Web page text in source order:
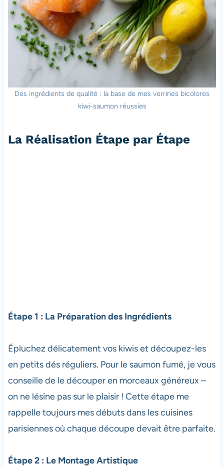
Des ingrédients de qualité : la base de mes verrines bicolores
kiwi-saumon réussies
La Réalisation Étape par Étape
Étape 1 : La Préparation des Ingrédients
Épluchez délicatement vos kiwis et découpez-les
en petits dés réguliers. Pour le saumon fumé, je vous
conseille de le découper en morceaux généreux –
on ne lésine pas sur le plaisir ! Cette étape me
rappelle toujours mes débuts dans les cuisines
parisiennes où chaque découpe devait être parfaite.
Étape 2 : Le Montage Artistique